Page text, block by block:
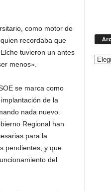
como motor de
recordaba que
tuvieron un antes
menos».
se marca como
de la
nada nuevo.
Regional han
para la
pendientes, y que
del